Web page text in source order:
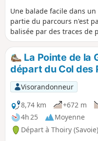
Une balade facile dans
partie du parcours n'est
balisée par des traces de
vertes sur les arbres.
La Pointe de la
départ du Col des
Visorandonneur
8,74 km
+672 m
4h 25
Moyenne
Départ à Thoiry